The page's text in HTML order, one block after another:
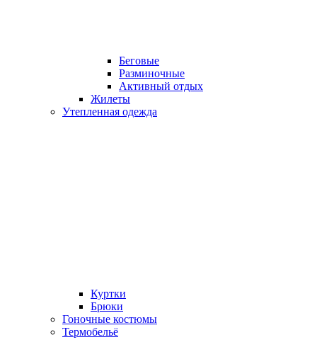
Беговые
Разминочные
Активный отдых
Жилеты
Утепленная одежда
Куртки
Брюки
Гоночные костюмы
Термобельё